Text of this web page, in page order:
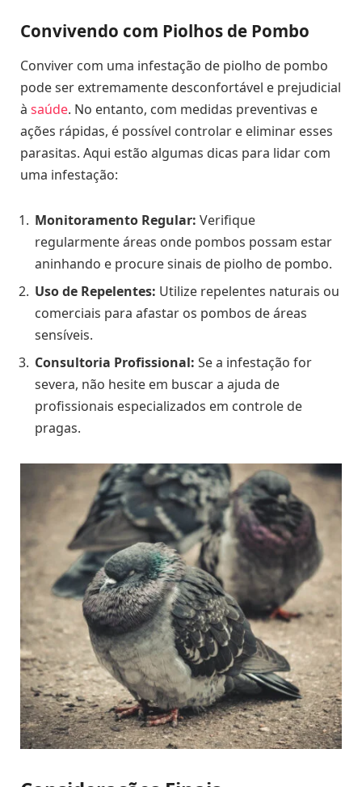
Convivendo com Piolhos de Pombo
Conviver com uma infestação de piolho de pombo
pode ser extremamente desconfortável e prejudicial
à saúde. No entanto, com medidas preventivas e
ações rápidas, é possível controlar e eliminar esses
parasitas. Aqui estão algumas dicas para lidar com
uma infestação:
Monitoramento Regular: Verifique
regularmente áreas onde pombos possam estar
aninhando e procure sinais de piolho de pombo.
Uso de Repelentes: Utilize repelentes naturais ou
comerciais para afastar os pombos de áreas
sensíveis.
Consultoria Profissional: Se a infestação for
severa, não hesite em buscar a ajuda de
profissionais especializados em controle de
pragas.